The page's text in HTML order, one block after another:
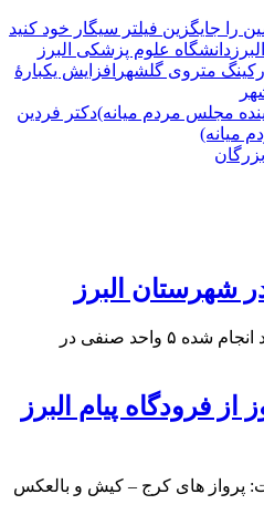
را جایگزین فیلتر سیگار خود کنید
دانشگاه علوم پزشکی البرز
افزایش یکبارۀ
دكتر فردين
میانه)
محمد نصیری گفت: در ۴۵ بازدید انجام شده ۵ واحد صنفی در
فرودگاه پیام البرز
پرواز های کرج – کیش و بالعکس